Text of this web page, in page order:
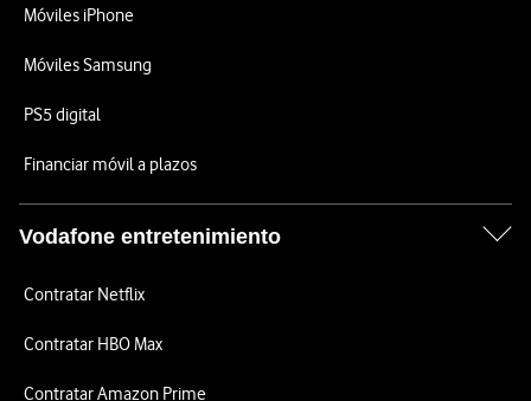
Móviles iPhone
Móviles Samsung
PS5 digital
Financiar móvil a plazos
Vodafone entretenimiento
Contratar Netflix
Contratar HBO Max
Contratar Amazon Prime